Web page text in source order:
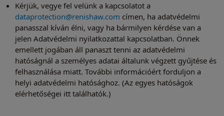
Kérjük, vegye fel velünk a kapcsolatot a
dataprotection@renishaw.com címen, ha adatvédelmi
panasszal kíván élni, vagy ha bármilyen kérdése van a
jelen Adatvédelmi nyilatkozattal kapcsolatban. Önnek
emellett jogában áll panaszt tenni az adatvédelmi
hatóságnál a személyes adatai általunk végzett gyűjtése és
felhasználása miatt. További információért forduljon a
helyi adatvédelmi hatósághoz. (Az egyes hatóságok
elérhetőségei itt találhatók.)